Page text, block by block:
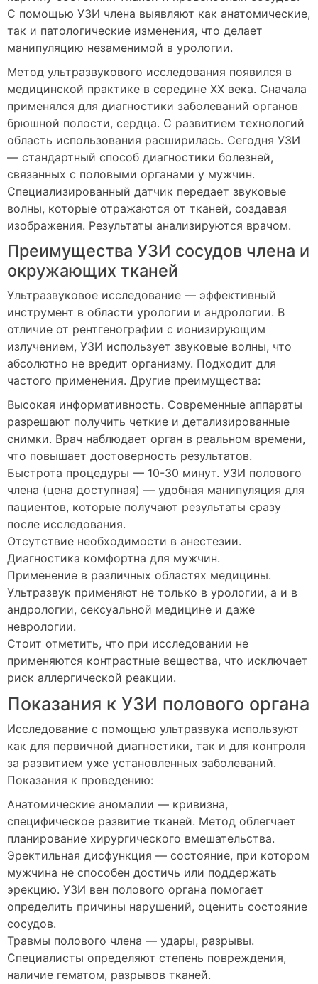
С помощью УЗИ члена выявляют как анатомические,
так и патологические изменения, что делает
манипуляцию незаменимой в урологии.
Метод ультразвукового исследования появился в
медицинской практике в середине XX века. Сначала
применялся для диагностики заболеваний органов
брюшной полости, сердца. С развитием технологий
область использования расширилась. Сегодня УЗИ
— стандартный способ диагностики болезней,
связанных с половыми органами у мужчин.
Специализированный датчик передает звуковые
волны, которые отражаются от тканей, создавая
изображения. Результаты анализируются врачом.
Преимущества УЗИ сосудов члена и
окружающих тканей
Ультразвуковое исследование — эффективный
инструмент в области урологии и андрологии. В
отличие от рентгенографии с ионизирующим
излучением, УЗИ использует звуковые волны, что
абсолютно не вредит организму. Подходит для
частого применения. Другие преимущества:
Высокая информативность. Современные аппараты
разрешают получить четкие и детализированные
снимки. Врач наблюдает орган в реальном времени,
что повышает достоверность результатов.
Быстрота процедуры — 10-30 минут. УЗИ полового
члена (цена доступная) — удобная манипуляция для
пациентов, которые получают результаты сразу
после исследования.
Отсутствие необходимости в анестезии.
Диагностика комфортна для мужчин.
Применение в различных областях медицины.
Ультразвук применяют не только в урологии, а и в
андрологии, сексуальной медицине и даже
неврологии.
Стоит отметить, что при исследовании не
применяются контрастные вещества, что исключает
риск аллергической реакции.
Показания к УЗИ полового органа
Исследование с помощью ультразвука используют
как для первичной диагностики, так и для контроля
за развитием уже установленных заболеваний.
Показания к проведению:
Анатомические аномалии — кривизна,
специфическое развитие тканей. Метод облегчает
планирование хирургического вмешательства.
Эректильная дисфункция — состояние, при котором
мужчина не способен достичь или поддержать
эрекцию. УЗИ вен полового органа помогает
определить причины нарушений, оценить состояние
сосудов.
Травмы полового члена — удары, разрывы.
Специалисты определяют степень повреждения,
наличие гематом, разрывов тканей.